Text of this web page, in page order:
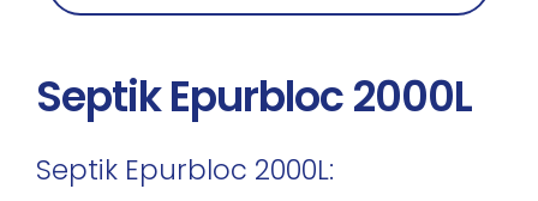
Septik Epurbloc 2000L
Septik Epurbloc 2000L: